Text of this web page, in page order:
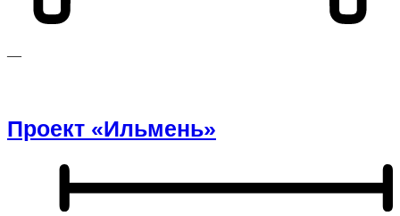
—
Проект «Ильмень»